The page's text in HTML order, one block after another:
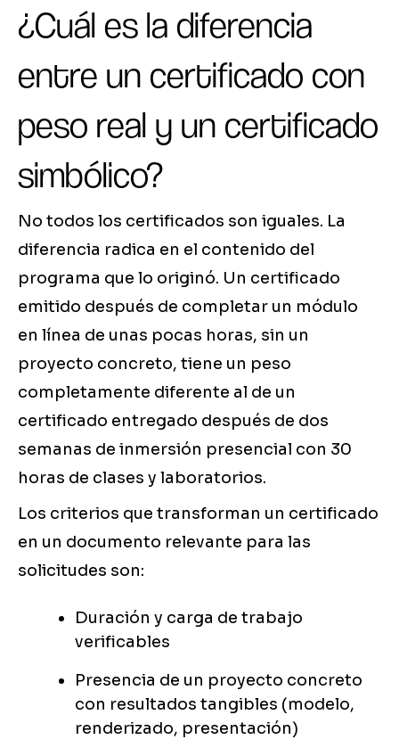
¿Cuál es la diferencia
entre un certificado con
peso real y un certificado
simbólico?
No todos los certificados son iguales. La
diferencia radica en el contenido del
programa que lo originó. Un certificado
emitido después de completar un módulo
en línea de unas pocas horas, sin un
proyecto concreto, tiene un peso
completamente diferente al de un
certificado entregado después de dos
semanas de inmersión presencial con 30
horas de clases y laboratorios.
Los criterios que transforman un certificado
en un documento relevante para las
solicitudes son:
Duración y carga de trabajo
verificables
Presencia de un proyecto concreto
con resultados tangibles (modelo,
renderizado, presentación)